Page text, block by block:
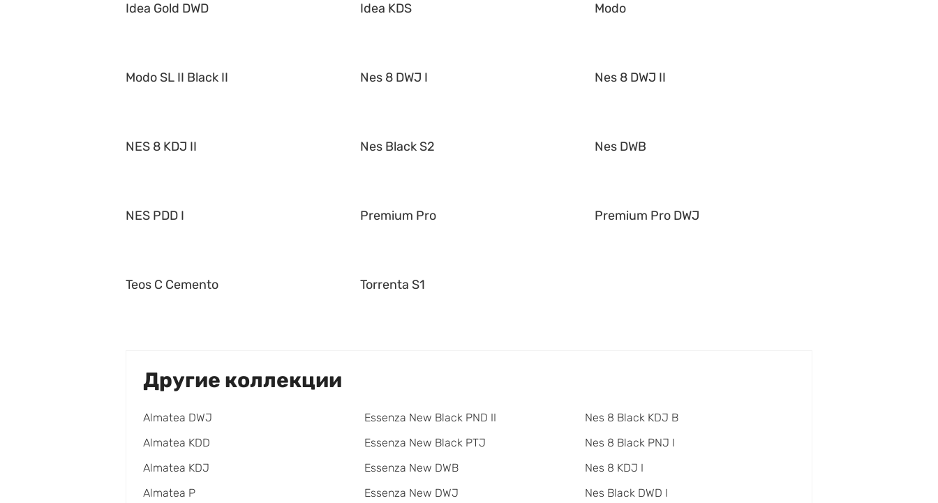
Idea Gold DWD Idea KDS Modo
Modo SL II Black II Nes 8 DWJ I Nes 8 DWJ II
NES 8 KDJ II Nes Black S2 Nes DWB
NES PDD I Premium Pro Premium Pro DWJ
Teos C Cemento Torrenta S1
Другие коллекции
Almatea DWJ
Almatea KDD
Almatea KDJ
Almatea P
Essenza New Black PND II
Essenza New Black PTJ
Essenza New DWB
Essenza New DWJ
Nes 8 Black KDJ B
Nes 8 Black PNJ I
Nes 8 KDJ I
Nes Black DWD I